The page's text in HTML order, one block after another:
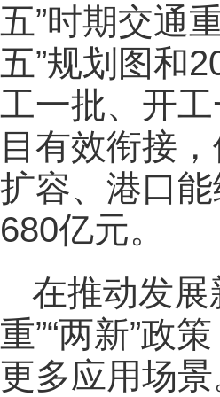
五”时期交通
五”规划图和
工一批、开
目有效衔接
扩容、港口
680亿元。
在推动发展
重”“两新”政
更多应用场